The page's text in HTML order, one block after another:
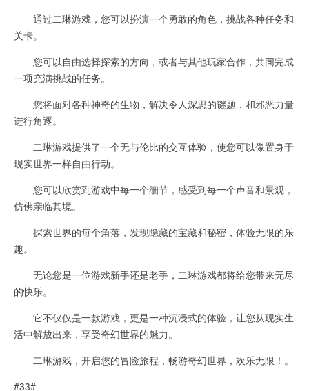
通过二琳游戏，您可以扮演一个勇敢的角色，挑战各种任务和
关卡。
您可以自由选择探索的方向，或者与其他玩家合作，共同完成
一项充满挑战的任务。
您将面对各种神奇的生物，解决令人深思的谜题，和邪恶力量
进行角逐。
二琳游戏提供了一个无与伦比的交互体验，使您可以像置身于
现实世界一样自由行动。
您可以欣赏到游戏中每一个细节，感受到每一个声音和景观，
仿佛亲临其境。
探索世界的每个角落，发现隐藏的宝藏和秘密，体验无限的乐
趣。
无论您是一位游戏新手还是老手，二琳游戏都将给您带来无尽
的快乐。
它不仅仅是一款游戏，更是一种沉浸式的体验，让您从现实生
活中解放出来，享受奇幻世界的魅力。
二琳游戏，开启您的冒险旅程，畅游奇幻世界，欢乐无限！。
#33#